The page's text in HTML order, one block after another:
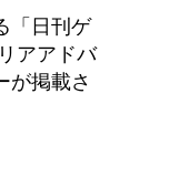
「日刊ゲ
アアドバ
が掲載さ